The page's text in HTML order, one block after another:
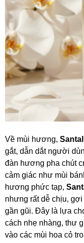
Về mùi hương,
gắt, dẫn dắt người
đàn hương pha chút
cảm giác như mùi
hương phức tạp,
nhưng rất dễ chịu,
gần gũi. Đây là lựa
cách nhẹ nhàng, thư
vào các mùi hoa cỏ